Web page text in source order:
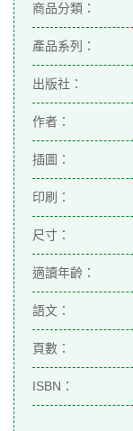
商品分類：
產品系列：
出版社：
作者：
插圖：
印刷：
尺寸：
適讀年齡：
語文：
頁數：
ISBN：